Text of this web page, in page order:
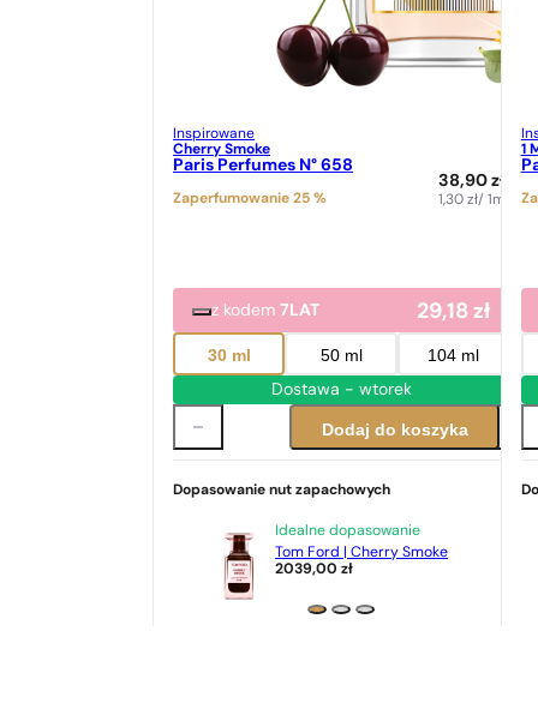
Inspirowane
Cherry Smoke
Paris Perfumes N° 658
Zaperfumowanie 25 %
38,90zł
1,30zł/ 1ml
z kodem7LAT 29,18zł
30 ml 50 ml 104 ml
Dostawa - wtorek
Dodaj do koszyka
Dopasowanie nut zapachowych
Idealne dopasowanie
Tom Ford | Cherry Smoke
2039,00zł
1